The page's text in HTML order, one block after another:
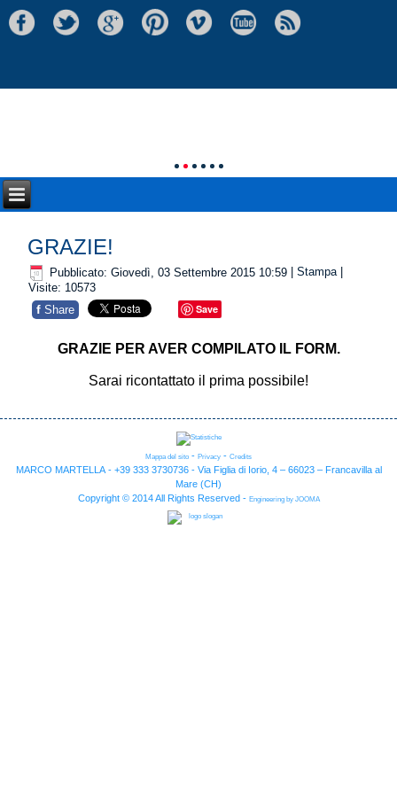
GRAZIE!
Pubblicato: Giovedì, 03 Settembre 2015 10:59 |Stampa
Visite: 10573
f Share Save
GRAZIE PER AVER COMPILATO IL FORM.
Sarai ricontattato il prima possibile!
Mappa del sito - Privacy - Credits
MARCO MARTELLA - +39 333 3730736 - Via Figlia di Iorio, 4 – 66023 – Francavilla al
Mare (CH)
Copyright © 2014 All Rights Reserved - Engineering by JOOMA